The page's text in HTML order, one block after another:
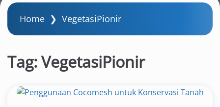
o
Home ❯ VegetasiPionir
Tag:VegetasiPionir